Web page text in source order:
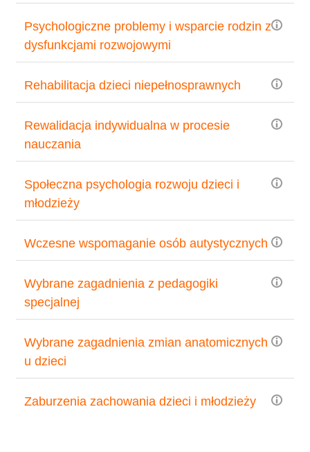
Psychologiczne problemy i wsparcie rodzin z
dysfunkcjami rozwojowymi
Rehabilitacja dzieci niepełnosprawnych
Rewalidacja indywidualna w procesie
nauczania
Społeczna psychologia rozwoju dzieci i
młodzieży
Wczesne wspomaganie osób autystycznych
Wybrane zagadnienia z pedagogiki
specjalnej
Wybrane zagadnienia zmian anatomicznych
u dzieci
Zaburzenia zachowania dzieci i młodzieży